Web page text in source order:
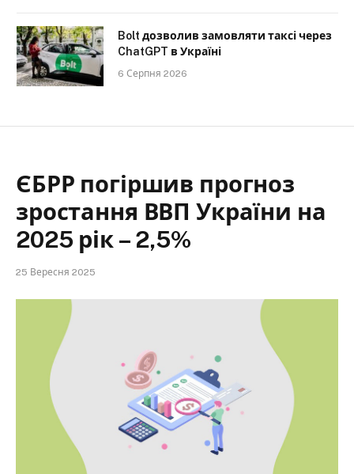
Bolt дозволив замовляти таксі через
ChatGPT в Україні
6 Серпня 2026
ЄБРР погіршив прогноз
зростання ВВП України на
2025 рік – 2,5%
25 Вересня 2025